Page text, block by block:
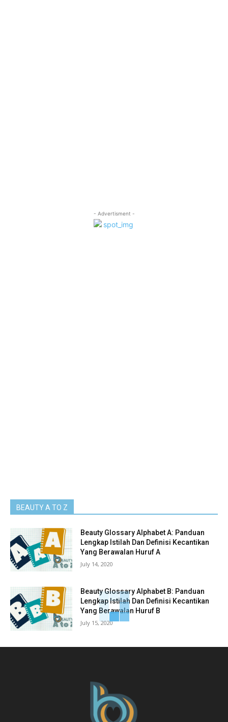
- Advertisment -
BEAUTY A TO Z
Beauty Glossary Alphabet A: Panduan
Lengkap Istilah Dan Definisi Kecantikan
Yang Berawalan Huruf A
July 14, 2020
Beauty Glossary Alphabet B: Panduan
Lengkap Istilah Dan Definisi Kecantikan
Yang Berawalan Huruf B
July 15, 2020